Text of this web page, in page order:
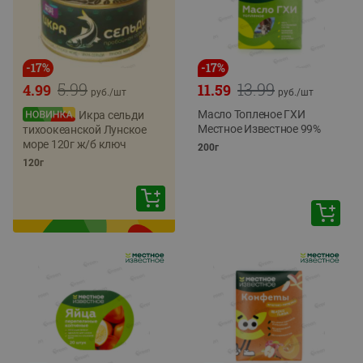
-17%
5.99
4.99 руб./шт
Икра сельди
тихоокеанской Лунское
море 120г ж/б ключ
120г
-17%
13.99
11.59 руб./шт
Масло Топленое ГХИ
Местное Известное 99%
200г